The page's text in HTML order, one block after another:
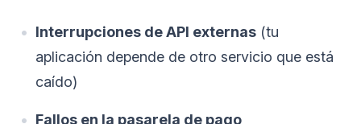
Interrupciones de API externas (tu
aplicación depende de otro servicio que está
caído)
Fallos en la pasarela de pago